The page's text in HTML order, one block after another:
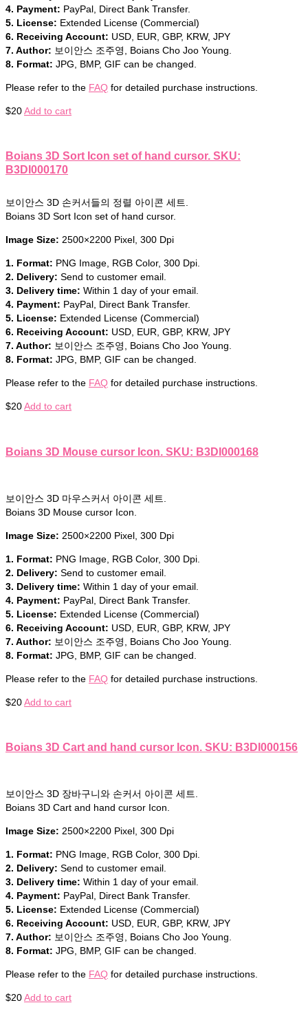
4. Payment: PayPal, Direct Bank Transfer.
5. License: Extended License (Commercial)
6. Receiving Account: USD, EUR, GBP, KRW, JPY
7. Author: 보이안스 조주영, Boians Cho Joo Young.
8. Format: JPG, BMP, GIF can be changed.
Please refer to the FAQ for detailed purchase instructions.
$20Add to cart
Boians 3D Sort Icon set of hand cursor. SKU:
B3DI000170
보이안스 3D 손커서들의 정렬 아이콘 세트.
Boians 3D Sort Icon set of hand cursor.
Image Size: 2500×2200 Pixel, 300 Dpi
1. Format: PNG Image, RGB Color, 300 Dpi.
2. Delivery: Send to customer email.
3. Delivery time: Within 1 day of your email.
4. Payment: PayPal, Direct Bank Transfer.
5. License: Extended License (Commercial)
6. Receiving Account: USD, EUR, GBP, KRW, JPY
7. Author: 보이안스 조주영, Boians Cho Joo Young.
8. Format: JPG, BMP, GIF can be changed.
Please refer to the FAQ for detailed purchase instructions.
$20Add to cart
Boians 3D Mouse cursor Icon. SKU: B3DI000168
보이안스 3D 마우스커서 아이콘 세트.
Boians 3D Mouse cursor Icon.
Image Size: 2500×2200 Pixel, 300 Dpi
1. Format: PNG Image, RGB Color, 300 Dpi.
2. Delivery: Send to customer email.
3. Delivery time: Within 1 day of your email.
4. Payment: PayPal, Direct Bank Transfer.
5. License: Extended License (Commercial)
6. Receiving Account: USD, EUR, GBP, KRW, JPY
7. Author: 보이안스 조주영, Boians Cho Joo Young.
8. Format: JPG, BMP, GIF can be changed.
Please refer to the FAQ for detailed purchase instructions.
$20Add to cart
Boians 3D Cart and hand cursor Icon. SKU: B3DI000156
보이안스 3D 장바구니와 손커서 아이콘 세트.
Boians 3D Cart and hand cursor Icon.
Image Size: 2500×2200 Pixel, 300 Dpi
1. Format: PNG Image, RGB Color, 300 Dpi.
2. Delivery: Send to customer email.
3. Delivery time: Within 1 day of your email.
4. Payment: PayPal, Direct Bank Transfer.
5. License: Extended License (Commercial)
6. Receiving Account: USD, EUR, GBP, KRW, JPY
7. Author: 보이안스 조주영, Boians Cho Joo Young.
8. Format: JPG, BMP, GIF can be changed.
Please refer to the FAQ for detailed purchase instructions.
$20Add to cart